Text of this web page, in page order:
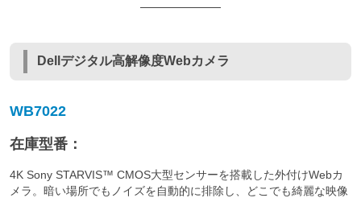
Dellデジタル高解像度Webカメラ
WB7022
在庫型番：
4K Sony STARVIS™ CMOS大型センサーを搭載した外付けWebカ
メラ。暗い場所でもノイズを自動的に排除し、どこでも綺麗な映像